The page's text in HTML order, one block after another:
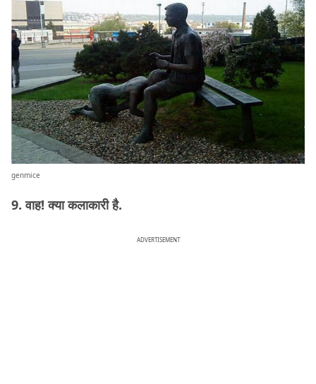
genmice
9. वाह! क्या कलाकारी है.
ADVERTISEMENT